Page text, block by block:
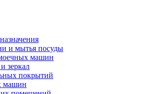
и мытья посуды
машин
зеркал
покрытий
машин